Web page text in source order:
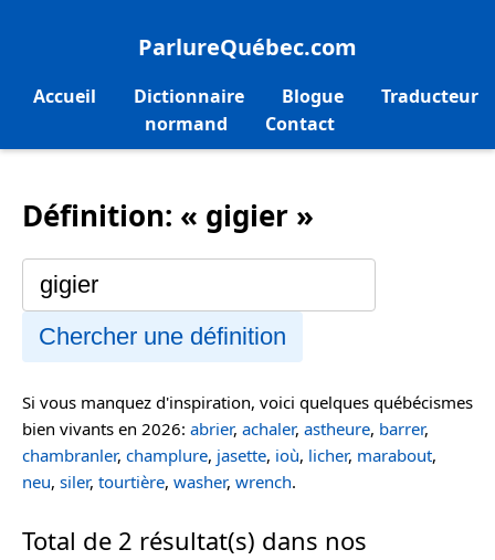
ParlureQuébec.com
Accueil Dictionnaire Blogue
Traducteur
normand
Contact
Définition: « gigier »
Chercher une définition
Si vous manquez d'inspiration, voici quelques québécismes
bien vivants en 2026: abrier, achaler, astheure, barrer,
chambranler, champlure, jasette, ioù, licher, marabout,
neu, siler, tourtière, washer, wrench.
Total de 2 résultat(s) dans nos